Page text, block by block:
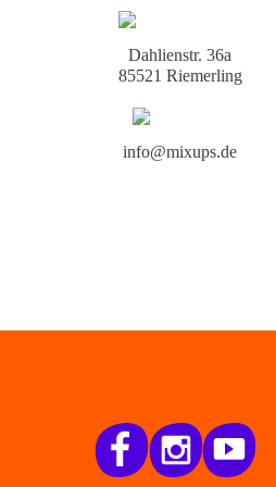
Dahlienstr. 36a
85521 Riemerling
info@mixups.de